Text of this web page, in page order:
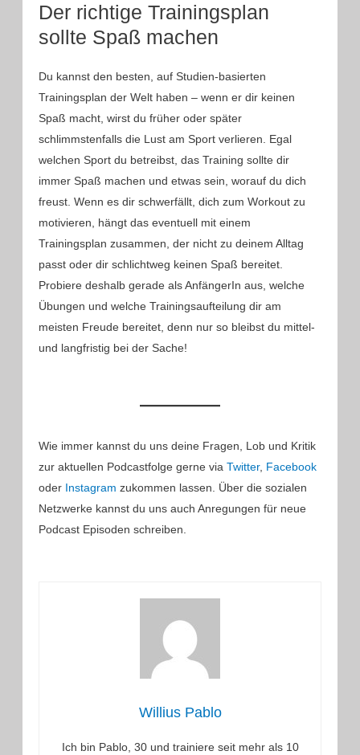
Der richtige Trainingsplan
sollte Spaß machen
Du kannst den besten, auf Studien-basierten
Trainingsplan der Welt haben – wenn er dir keinen
Spaß macht, wirst du früher oder später
schlimmstenfalls die Lust am Sport verlieren. Egal
welchen Sport du betreibst, das Training sollte dir
immer Spaß machen und etwas sein, worauf du dich
freust. Wenn es dir schwerfällt, dich zum Workout zu
motivieren, hängt das eventuell mit einem
Trainingsplan zusammen, der nicht zu deinem Alltag
passt oder dir schlichtweg keinen Spaß bereitet.
Probiere deshalb gerade als AnfängerIn aus, welche
Übungen und welche Trainingsaufteilung dir am
meisten Freude bereitet, denn nur so bleibst du mittel-
und langfristig bei der Sache!
Wie immer kannst du uns deine Fragen, Lob und Kritik
zur aktuellen Podcastfolge gerne via Twitter, Facebook
oder Instagram zukommen lassen. Über die sozialen
Netzwerke kannst du uns auch Anregungen für neue
Podcast Episoden schreiben.
Willius Pablo
Ich bin Pablo, 30 und trainiere seit mehr als 10